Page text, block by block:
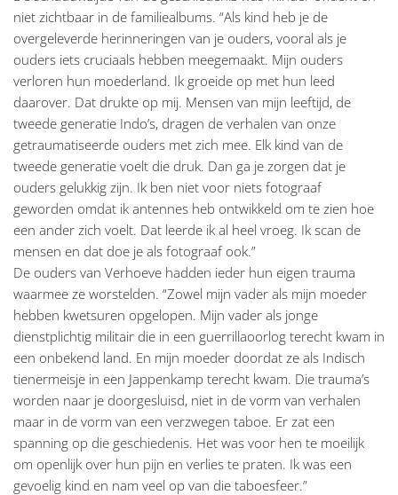
niet zichtbaar in de familiealbums. “Als kind heb je de
overgeleverde herinneringen van je ouders, vooral als je
ouders iets cruciaals hebben meegemaakt. Mijn ouders
verloren hun moederland. Ik groeide op met hun leed
daarover. Dat drukte op mij. Mensen van mijn leeftijd, de
tweede generatie Indo’s, dragen de verhalen van onze
getraumatiseerde ouders met zich mee. Elk kind van de
tweede generatie voelt die druk. Dan ga je zorgen dat je
ouders gelukkig zijn. Ik ben niet voor niets fotograaf
geworden omdat ik antennes heb ontwikkeld om te zien hoe
een ander zich voelt. Dat leerde ik al heel vroeg. Ik scan de
mensen en dat doe je als fotograaf ook.”
De ouders van Verhoeve hadden ieder hun eigen trauma
waarmee ze worstelden. “Zowel mijn vader als mijn moeder
hebben kwetsuren opgelopen. Mijn vader als jonge
dienstplichtig militair die in een guerrillaoorlog terecht kwam in
een onbekend land. En mijn moeder doordat ze als Indisch
tienermeisje in een Jappenkamp terecht kwam. Die trauma’s
worden naar je doorgesluisd, niet in de vorm van verhalen
maar in de vorm van een verzwegen taboe. Er zat een
spanning op die geschiedenis. Het was voor hen te moeilijk
om openlijk over hun pijn en verlies te praten. Ik was een
gevoelig kind en nam veel op van die taboesfeer.”